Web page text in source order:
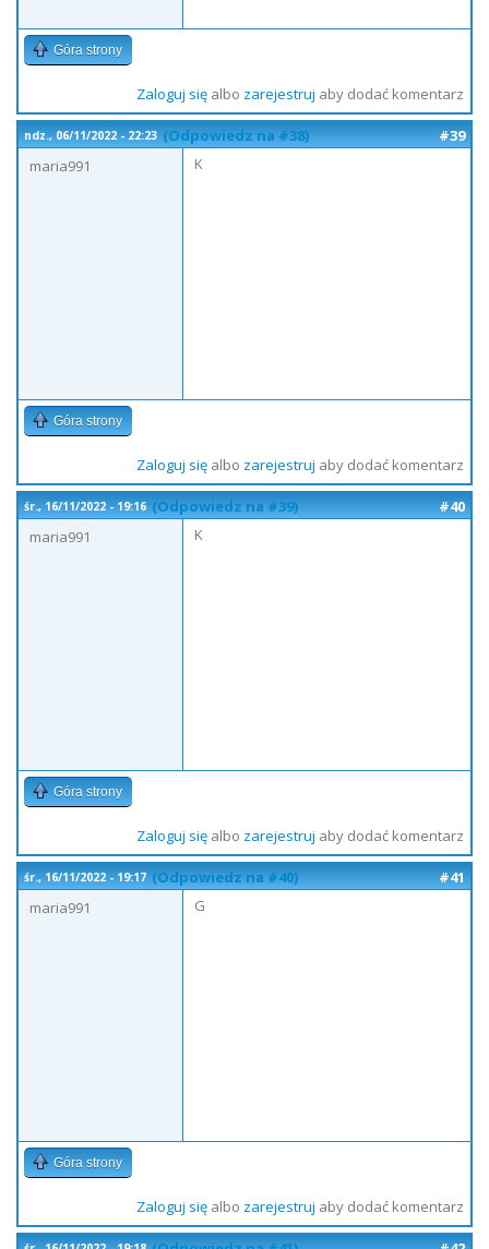
Góra strony
Zaloguj sięalbo zarejestruj aby dodać komentarz
ndz., 06/11/2022 - 22:23 (Odpowiedz na #38)
#39
maria991
K
Góra strony
Zaloguj sięalbo zarejestruj aby dodać komentarz
śr., 16/11/2022 - 19:16 (Odpowiedz na #39)
#40
maria991
K
Góra strony
Zaloguj sięalbo zarejestruj aby dodać komentarz
śr., 16/11/2022 - 19:17 (Odpowiedz na #40)
#41
maria991
G
Góra strony
Zaloguj sięalbo zarejestruj aby dodać komentarz